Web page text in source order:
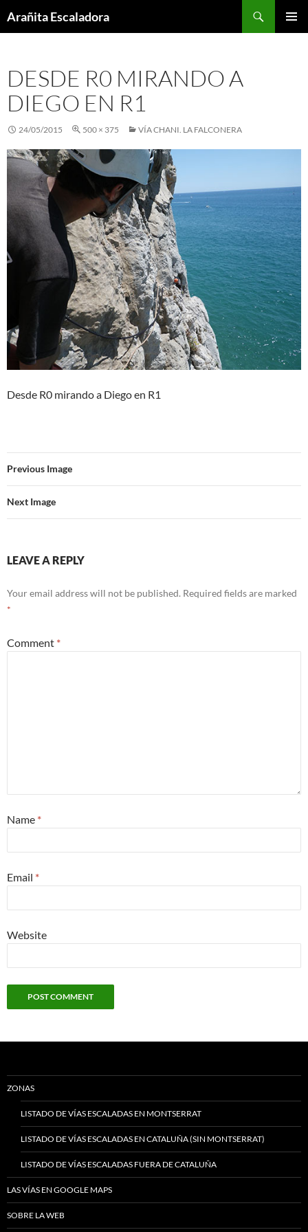
toArañita Escaladora
DESDE R0 MIRANDO A
DIEGO EN R1
24/05/2015 500 × 375 VÍA CHANI. LA FALCONERA
Desde R0 mirando a Diego en R1
Previous Image
Next Image
LEAVE A REPLY
Your email address will not be published. Required fields are marked
*
Comment *
Name *
Email *
Website
ZONAS
LISTADO DE VÍAS ESCALADAS EN MONTSERRAT
LISTADO DE VÍAS ESCALADAS EN CATALUÑA (SIN MONTSERRAT)
LISTADO DE VÍAS ESCALADAS FUERA DE CATALUÑA
LAS VÍAS EN GOOGLE MAPS
SOBRE LA WEB